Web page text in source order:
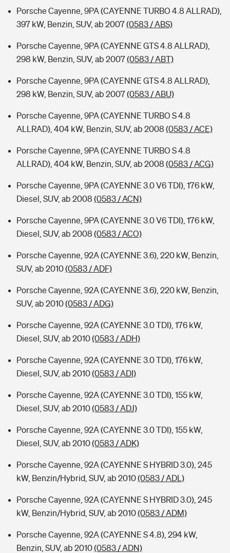
Porsche Cayenne, 9PA (CAYENNE TURBO 4.8 ALLRAD),
397 kW, Benzin, SUV, ab 2007(0583 / ABS)
Porsche Cayenne, 9PA (CAYENNE GTS 4.8 ALLRAD),
298 kW, Benzin, SUV, ab 2007(0583 / ABT)
Porsche Cayenne, 9PA (CAYENNE GTS 4.8 ALLRAD),
298 kW, Benzin, SUV, ab 2007(0583 / ABU)
Porsche Cayenne, 9PA (CAYENNE TURBO S 4.8
ALLRAD), 404 kW, Benzin, SUV, ab 2008 (0583 / ACE)
Porsche Cayenne, 9PA (CAYENNE TURBO S 4.8
ALLRAD), 404 kW, Benzin, SUV, ab 2008 (0583 / ACG)
Porsche Cayenne, 9PA (CAYENNE 3.0 V6 TDI), 176 kW,
Diesel, SUV, ab 2008 (0583 / ACN)
Porsche Cayenne, 9PA (CAYENNE 3.0 V6 TDI), 176 kW,
Diesel, SUV, ab 2008 (0583 / ACO)
Porsche Cayenne, 92A (CAYENNE 3.6), 220 kW, Benzin,
SUV, ab 2010(0583 / ADF)
Porsche Cayenne, 92A (CAYENNE 3.6), 220 kW, Benzin,
SUV, ab 2010(0583 / ADG)
Porsche Cayenne, 92A (CAYENNE 3.0 TDI), 176 kW,
Diesel, SUV, ab 2010(0583 / ADH)
Porsche Cayenne, 92A (CAYENNE 3.0 TDI), 176 kW,
Diesel, SUV, ab 2010(0583 / ADI)
Porsche Cayenne, 92A (CAYENNE 3.0 TDI), 155 kW,
Diesel, SUV, ab 2010(0583 / ADJ)
Porsche Cayenne, 92A (CAYENNE 3.0 TDI), 155 kW,
Diesel, SUV, ab 2010(0583 / ADK)
Porsche Cayenne, 92A (CAYENNE S HYBRID 3.0), 245
kW, Benzin/Hybrid, SUV, ab 2010(0583 / ADL)
Porsche Cayenne, 92A (CAYENNE S HYBRID 3.0), 245
kW, Benzin/Hybrid, SUV, ab 2010(0583 / ADM)
Porsche Cayenne, 92A (CAYENNE S 4.8), 294 kW,
Benzin, SUV, ab 2010(0583 / ADN)